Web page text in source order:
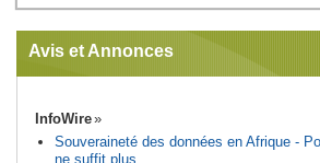
Avis et Annonces
InfoWire
Souveraineté des données en Afrique -
ne suffit plus